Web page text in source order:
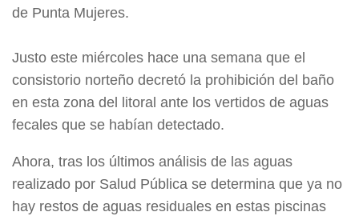
de Punta Mujeres.
Justo este miércoles hace una semana que el
consistorio norteño decretó la prohibición del baño
en esta zona del litoral ante los vertidos de aguas
fecales que se habían detectado.
Ahora, tras los últimos análisis de las aguas
realizado por Salud Pública se determina que ya no
hay restos de aguas residuales en estas piscinas